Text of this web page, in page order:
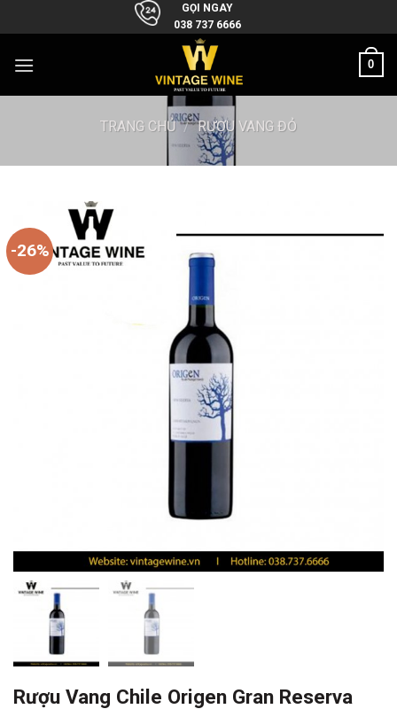
to
GỌI NGAY
038 737 6666
0
TRANG CHỦ / RƯỢU VANG ĐỎ
-26%
Rượu Vang Chile Origen Gran Reserva